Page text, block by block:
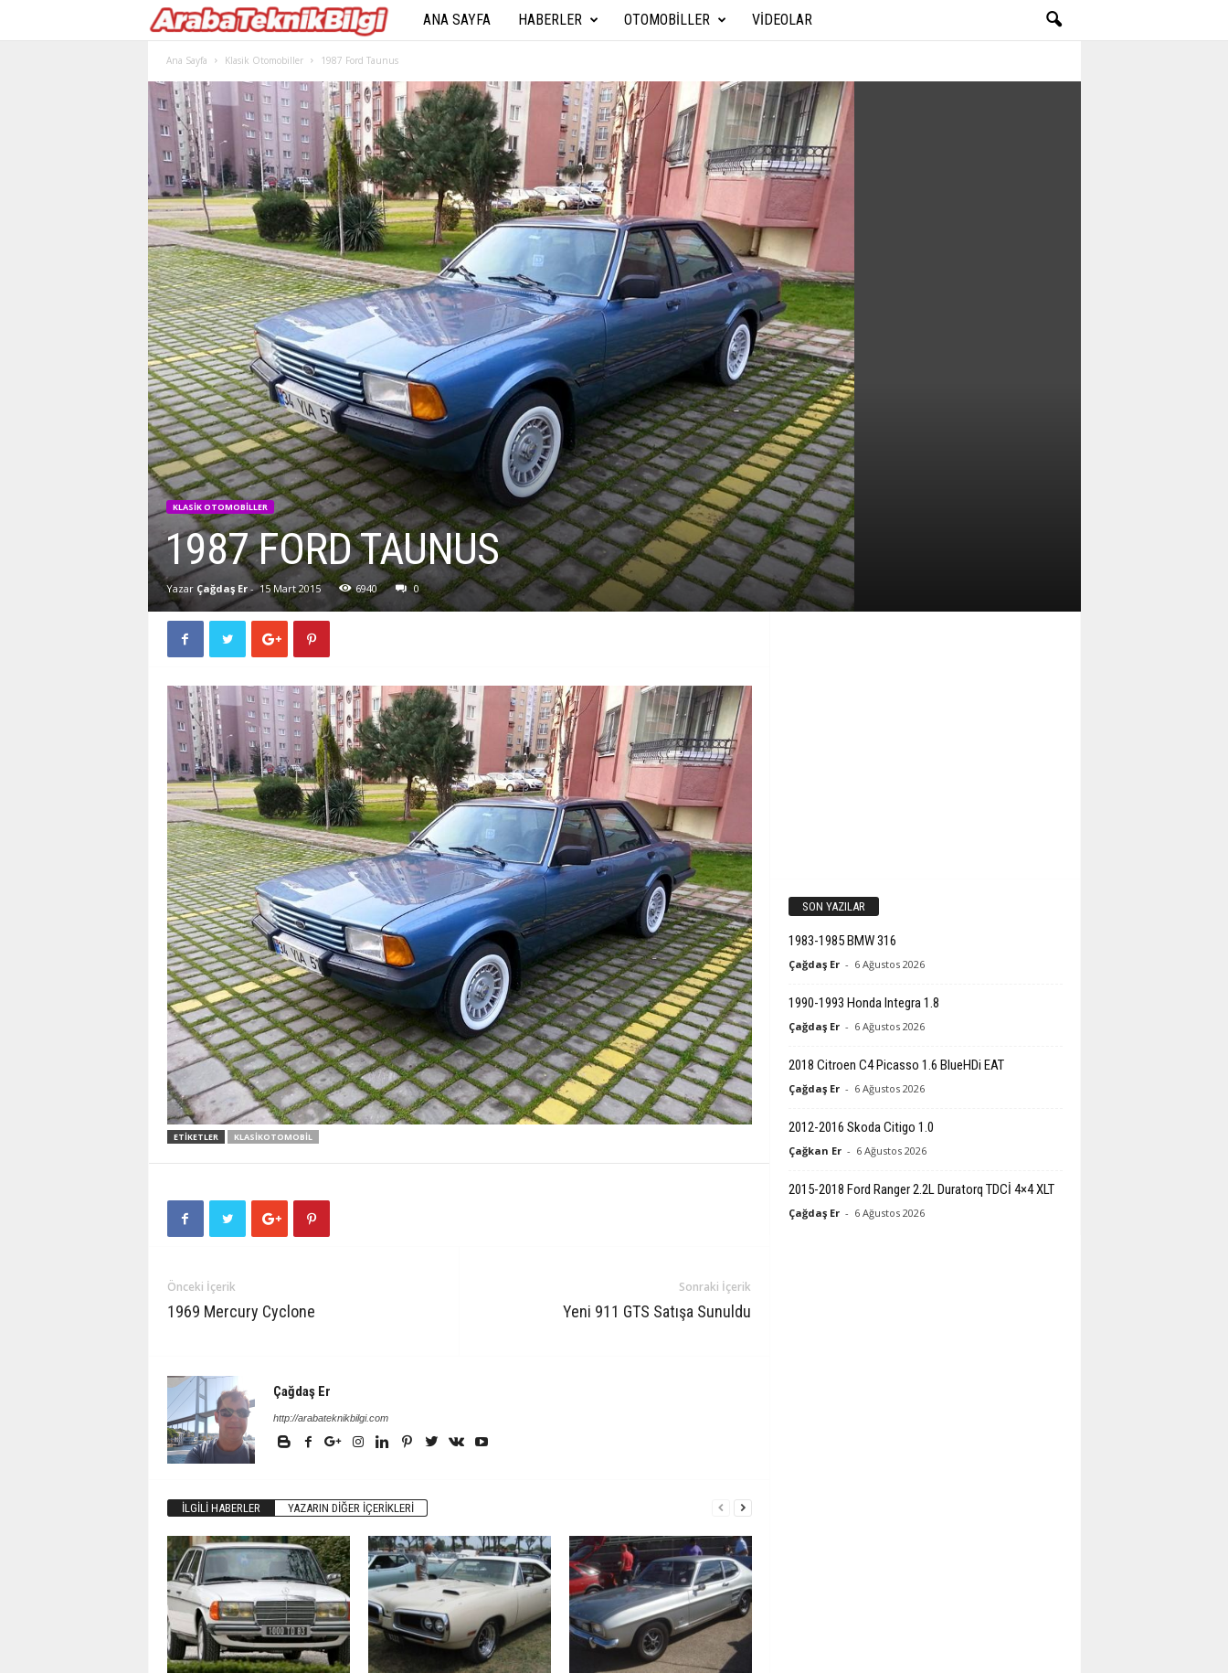
b
a
T
e
k
n
i
k
i
l
g
ANA SAYFA HABERLER OTOMOBILLER VIDEOLAR
Ana Sayfa Klasik Otomobiller 1987 Ford Taunus
KLASIK OTOMOBILLER
1987 FORD TAUNUS
Yazar Çağdaş Er- 15 Mart 2015 6940 0
ETIKETLER KLASIKOTOMOBIL
Önceki İçerik
1969 Mercury Cyclone
Sonraki İçerik
Yeni 911 GTS Satışa Sunuldu
Çağdaş Er
http://arabateknikbilgi.com
İLGILI HABERLER YAZARIN DIĞER İÇERIKLERI
SON YAZILAR
1983-1985 BMW 316
Çağdaş Er - 6 Ağustos 2026
1990-1993 Honda Integra 1.8
Çağdaş Er - 6 Ağustos 2026
2018 Citroen C4 Picasso 1.6 BlueHDi EAT
Çağdaş Er - 6 Ağustos 2026
2012-2016 Skoda Citigo 1.0
Çağkan Er - 6 Ağustos 2026
2015-2018 Ford Ranger 2.2L Duratorq TDCİ 4×4 XLT
Çağdaş Er - 6 Ağustos 2026